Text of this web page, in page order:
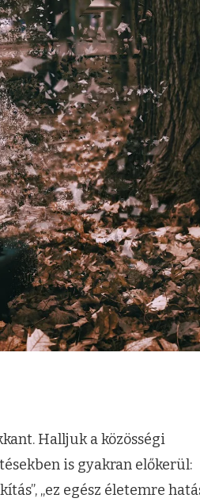
Halljuk a közösségi
is gyakran előkerül:
„ez egész életemre